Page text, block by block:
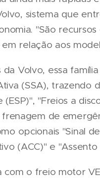
sistema que
"São
relação aos
Volvo, essa
(SSA), trazendo
"Freios a
de
opcionais "Sinal
(ACC)" e
com o freio motor